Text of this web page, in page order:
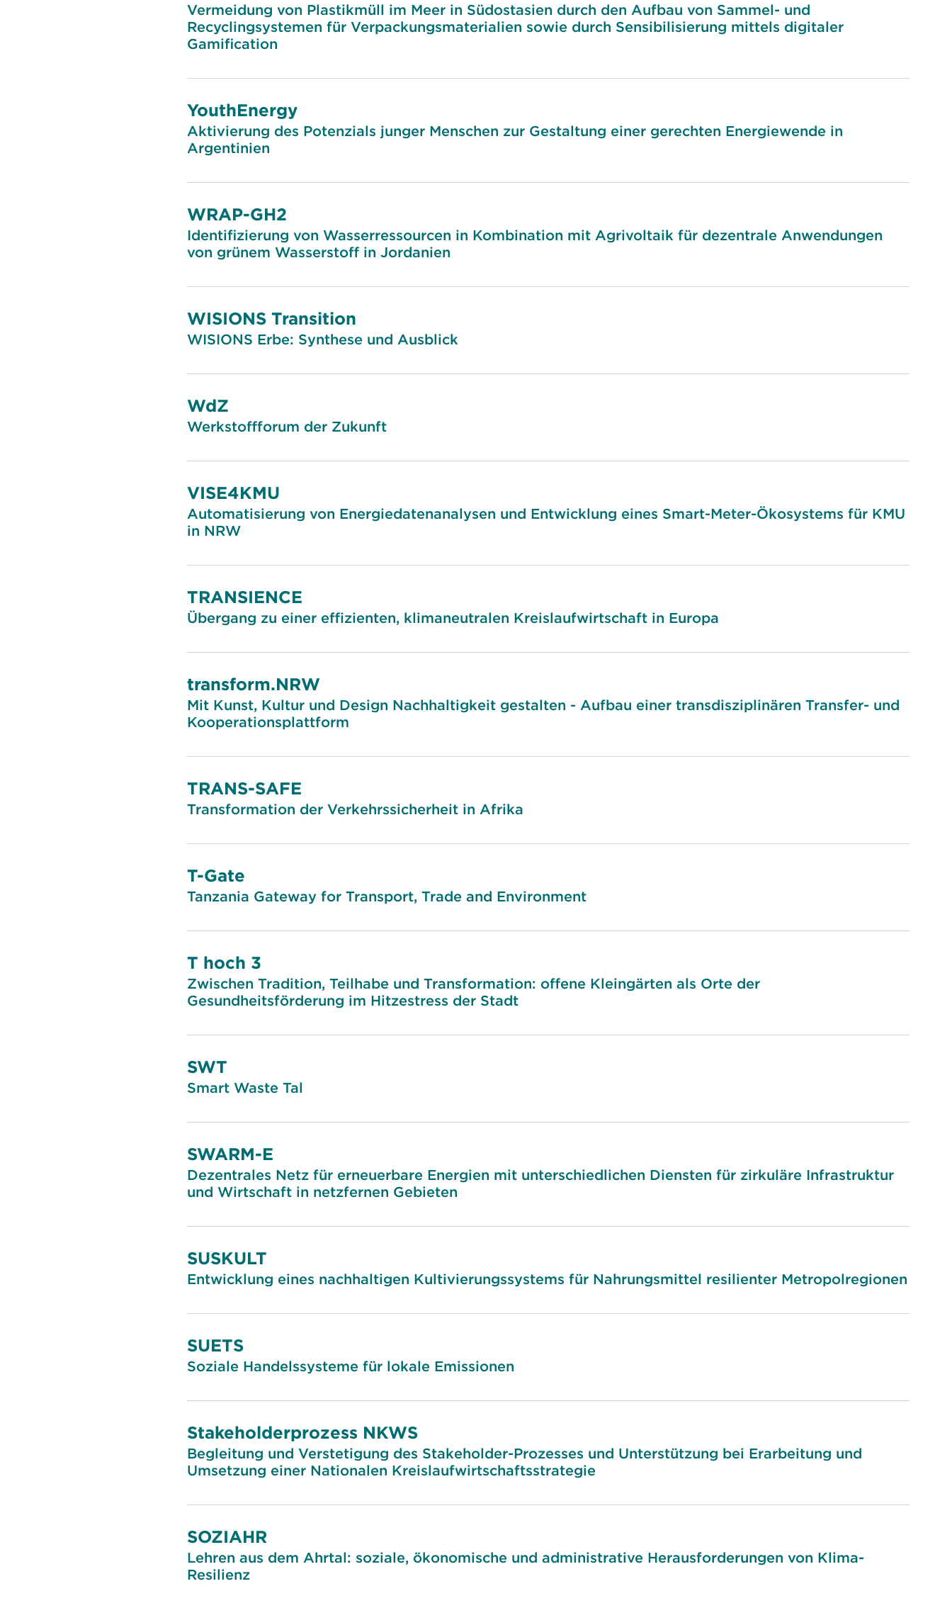
Vermeidung von Plastikmüll im Meer in Südostasien durch den Aufbau von Sammel- und
Recyclingsystemen für Verpackungsmaterialien sowie durch Sensibilisierung mittels digitaler
Gamification
YouthEnergy
Aktivierung des Potenzials junger Menschen zur Gestaltung einer gerechten Energiewende in
Argentinien
WRAP-GH2
Identifizierung von Wasserressourcen in Kombination mit Agrivoltaik für dezentrale Anwendungen
von grünem Wasserstoff in Jordanien
WISIONS Transition
WISIONS Erbe: Synthese und Ausblick
WdZ
Werkstoffforum der Zukunft
VISE4KMU
Automatisierung von Energiedatenanalysen und Entwicklung eines Smart-Meter-Ökosystems für KMU
in NRW
TRANSIENCE
Übergang zu einer effizienten, klimaneutralen Kreislaufwirtschaft in Europa
transform.NRW
Mit Kunst, Kultur und Design Nachhaltigkeit gestalten - Aufbau einer transdisziplinären Transfer- und
Kooperationsplattform
TRANS-SAFE
Transformation der Verkehrssicherheit in Afrika
T-Gate
Tanzania Gateway for Transport, Trade and Environment
T hoch 3
Zwischen Tradition, Teilhabe und Transformation: offene Kleingärten als Orte der
Gesundheitsförderung im Hitzestress der Stadt
SWT
Smart Waste Tal
SWARM-E
Dezentrales Netz für erneuerbare Energien mit unterschiedlichen Diensten für zirkuläre Infrastruktur
und Wirtschaft in netzfernen Gebieten
SUSKULT
Entwicklung eines nachhaltigen Kultivierungssystems für Nahrungsmittel resilienter Metropolregionen
SUETS
Soziale Handelssysteme für lokale Emissionen
Stakeholderprozess NKWS
Begleitung und Verstetigung des Stakeholder-Prozesses und Unterstützung bei Erarbeitung und
Umsetzung einer Nationalen Kreislaufwirtschaftsstrategie
SOZIAHR
Lehren aus dem Ahrtal: soziale, ökonomische und administrative Herausforderungen von Klima-
Resilienz